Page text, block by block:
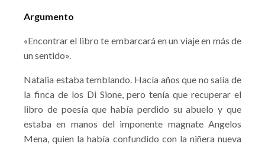
Argumento
«Encontrar el libro te embarcará en un viaje en más de
un sentido».
Natalia estaba temblando. Hacía años que no salía de
la finca de los Di Sione, pero tenía que recuperar el
libro de poesía que había perdido su abuelo y que
estaba en manos del imponente magnate Angelos
Mena, quien la había confundido con la niñera nueva